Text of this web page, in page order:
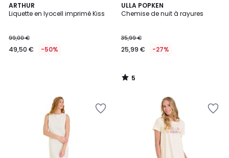
ARTHUR
Liquette en lyocell imprimé Kiss
99,00 €
49,50 € -50%
ULLA POPKEN
Chemise de nuit à rayures
35,99 €
25,99 € -27%
5
/
5
/